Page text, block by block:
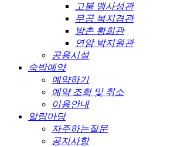
고불 맹사성관
무공 복지겸관
방촌 황희관
연암 박지원관
공용시설
숙박예약
예약하기
예약 조회 및 취소
이용안내
알림마당
자주하는질문
공지사항